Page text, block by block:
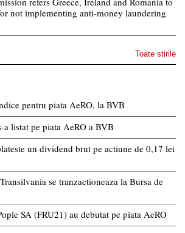
not implementing anti-money laundering
Toate stirile
pentru piata AeRO, la BVB
a listat pe piata AeRO a BVB
un dividend brut pe actiune de 0,17 lei
se tranzactioneaza la Bursa de
SA (FRU21) au debutat pe piata AeRO